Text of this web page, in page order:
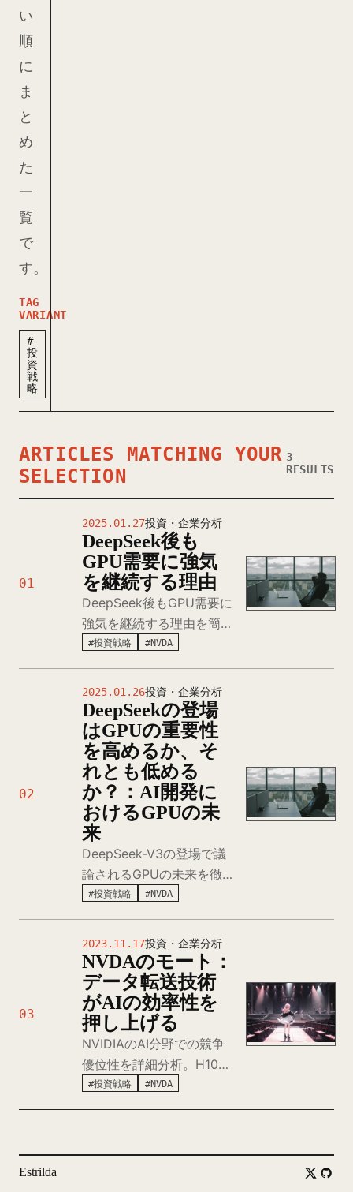
い
順
に
ま
と
め
た
一
覧
で
す。
TAG
VARIANT
#
投
資
戦
略
ARTICLES MATCHING YOUR
SELECTION
3
RESULTS
01
2025.01.27投資・企業分析
DeepSeek後も
GPU需要に強気
を継続する理由
DeepSeek後もGPU需要に
強気を継続する理由を簡潔
にまとめた追加考察。
ケーラビリティ・エコシス
テム優位性、合成データ需
要増加、AGI開発に必要な
超大型クラスターなどから
絶対的需要増加を予測。
#投資戦略 #NVDA
02
2025.01.26投資・企業分析
DeepSeekの登場
はGPUの重要性
を高めるか、そ
れとも低める
か？：AI開発に
おけるGPUの未
来
DeepSeek-V3の登場で議
論されるGPUの未来を徹
底分析。わずか2,000個
H800 GPUでGPT-4o相当
性能を達成したインパク
ト、「GPU不要論」と
「CUDA+GPU優位性論」
を比較検討。AIアルゴリズ
ム進化期におけるGPUの
絶対的需要増加を結論付
け。
#投資戦略 #NVDA
03
2023.11.17投資・企業分析
NVDAのモート：
データ転送技術
がAIの効率性を
押し上げる
NVIDIAのAI分野での競争
優位性を詳細分析。H100
GPUの演算能力だけでな
#投資戦略 #NVDA
Estrilda